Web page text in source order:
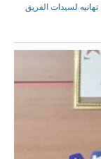
تهانيه لسيدات الفريق